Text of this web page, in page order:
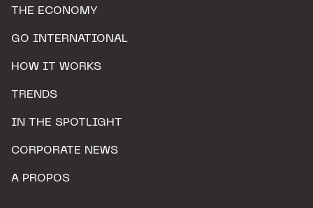
THE ECONOMY
GO INTERNATIONAL
HOW IT WORKS
TRENDS
IN THE SPOTLIGHT
CORPORATE NEWS
A PROPOS